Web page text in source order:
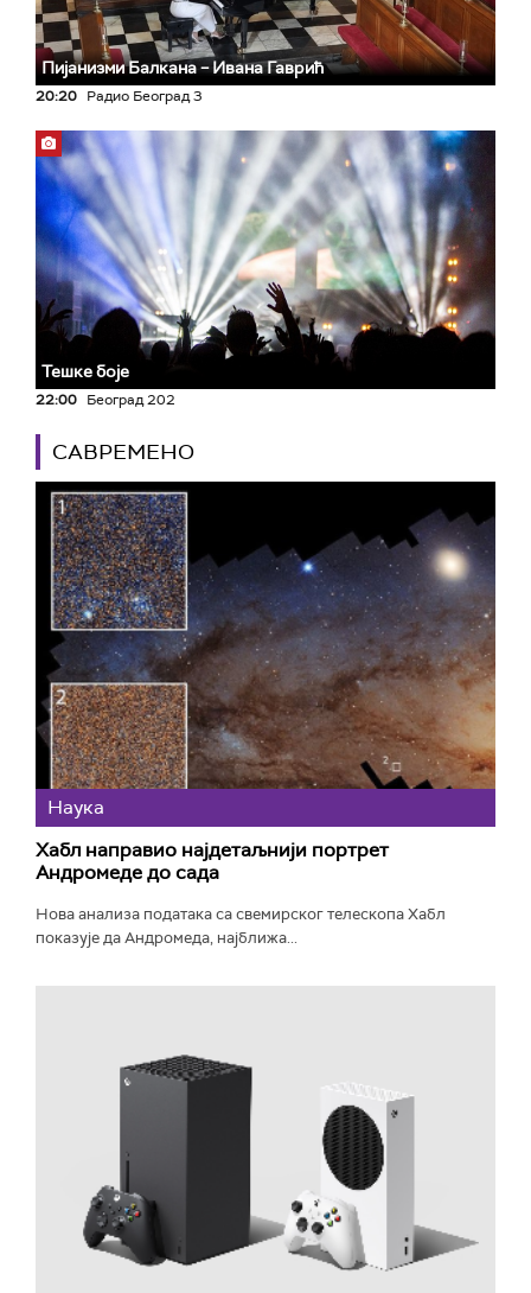
Пијанизми Балкана – Ивана Гаврић
20:20 Радио Београд 3
Тешке боје
22:00 Београд 202
САВРЕМЕНО
Наука
Хабл направио најдетаљнији портрет
Андромеде до сада
Нова анализа података са свемирског телескопа Хабл
показује да Андромеда, најближа...